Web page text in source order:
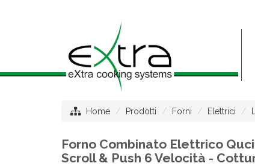
Home Prodotti Forni Elettrici
Forno Combinato Elettrico
Scroll & Push 6 Velocità -